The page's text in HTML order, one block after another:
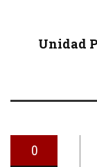
Unidad
0